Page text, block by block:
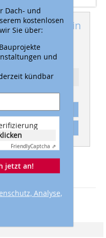
erschien in
Ressort: DACH
Dach- und
kostenlosen
Sie über:
und
kündbar
FriendlyCaptcha ⇗
jetzt an!
Analyse,
Artikel: